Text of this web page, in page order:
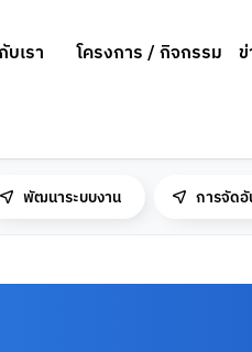
บเรา โครงการ / กิจกรรม ข่
พัฒนาระบบงาน การจัดอั